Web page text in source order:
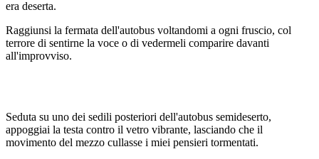
era deserta.
Raggiunsi la fermata dell'autobus voltandomi a ogni fruscio, col
terrore di sentirne la voce o di vedermeli comparire davanti
all'improvviso.
Seduta su uno dei sedili posteriori dell'autobus semideserto,
appoggiai la testa contro il vetro vibrante, lasciando che il
movimento del mezzo cullasse i miei pensieri tormentati.